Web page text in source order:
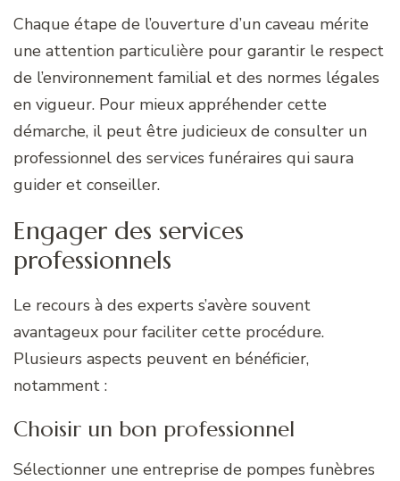
Chaque étape de l’ouverture d’un caveau mérite
une attention particulière pour garantir le respect
de l’environnement familial et des normes légales
en vigueur. Pour mieux appréhender cette
démarche, il peut être judicieux de consulter un
professionnel des services funéraires qui saura
guider et conseiller.
Engager des services
professionnels
Le recours à des experts s’avère souvent
avantageux pour faciliter cette procédure.
Plusieurs aspects peuvent en bénéficier,
notamment :
Choisir un bon professionnel
Sélectionner une entreprise de pompes funèbres